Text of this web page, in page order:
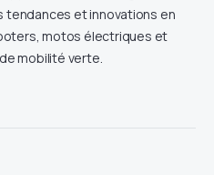
tendances et innovations en
motos électriques et
mobilité verte.